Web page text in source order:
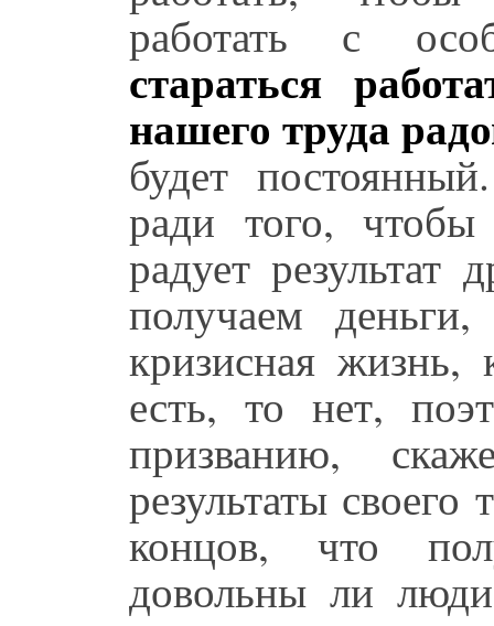
работать с
стараться
нашего труда
будет
ради того,
радует результат
получаем
кризисная
есть, то нет,
призванию,
результаты своего
концов, что
довольны ли